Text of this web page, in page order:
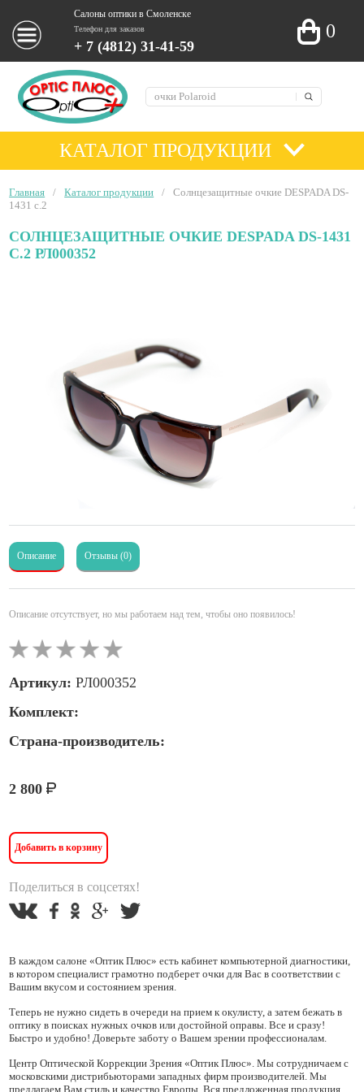
Салоны оптики в Смоленске
Телефон для заказов
+ 7 (4812) 31-41-59
0
КАТАЛОГ ПРОДУКЦИИ
Главная / Каталог продукции /
Солнцезащитные очкие DESPADA DS-
1431 c.2
СОЛНЦЕЗАЩИТНЫЕ ОЧКИЕ DESPADA DS-1431
C.2 РЛ000352
Описание Отзывы (0)
Описание отсутствует, но мы работаем над тем, чтобы оно появилось!
Артикул: РЛ000352
Комплект:
Страна-производитель:
2 800
Добавить в корзину
Поделиться в соцсетях!
В каждом салоне «Оптик Плюс» есть кабинет компьютерной диагностики,
в котором специалист грамотно подберет очки для Вас в соответствии с
Вашим вкусом и состоянием зрения.
Теперь не нужно сидеть в очереди на прием к окулисту, а затем бежать в
оптику в поисках нужных очков или достойной оправы. Все и сразу!
Быстро и удобно! Доверьте заботу о Вашем зрении профессионалам.
Центр Оптической Коррекции Зрения «Оптик Плюс». Мы сотрудничаем с
московскими дистрибьюторами западных фирм производителей. Мы
предлагаем Вам стиль и качество Европы. Вся предложенная продукция